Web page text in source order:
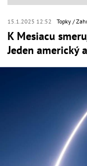
15.1.2025 12:52 Topky
K Mesiacu
Jeden americký